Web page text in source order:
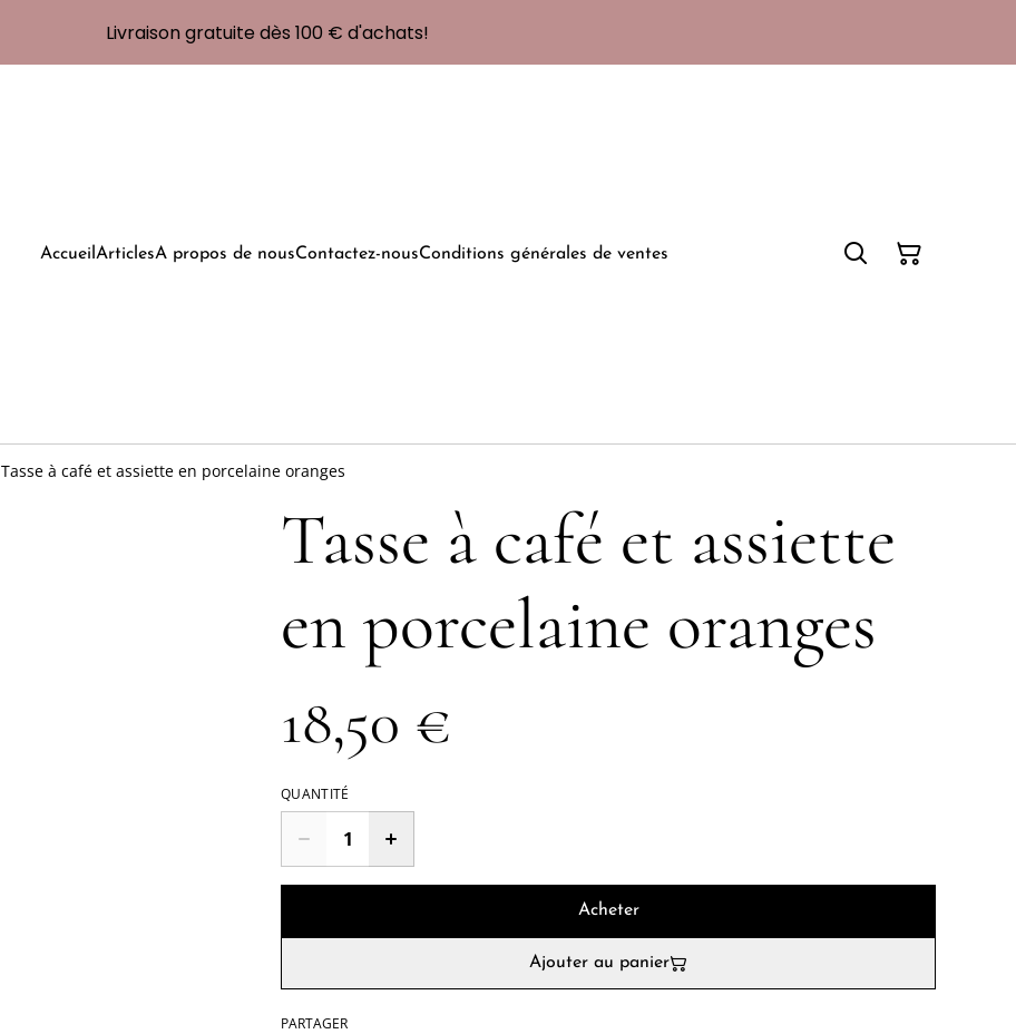
Livraison gratuite dès 100 € d'achats!
Accueil ArticlesA propos de nousContactez-nousConditions générales de ventes
Tasse à café et assiette en porcelaine oranges
Tasse à café et assiette
en porcelaine oranges
18,50 €
QUANTITÉ
Acheter
Ajouter au panier
PARTAGER